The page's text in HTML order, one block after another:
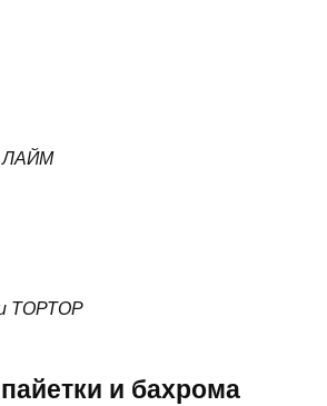
ЛАЙМ
ТОРТОР
и бахрома